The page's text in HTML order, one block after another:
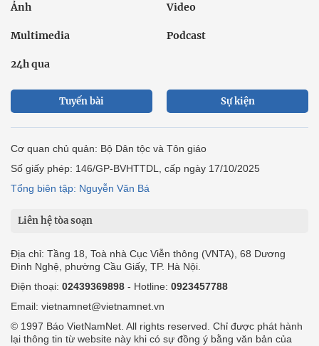
Ảnh Video
Multimedia Podcast
24h qua
Tuyến bài Sự kiện
Cơ quan chủ quản: Bộ Dân tộc và Tôn giáo
Số giấy phép: 146/GP-BVHTTDL, cấp ngày 17/10/2025
Tổng biên tập: Nguyễn Văn Bá
Liên hệ tòa soạn
Địa chỉ: Tầng 18, Toà nhà Cục Viễn thông (VNTA), 68 Dương
Đình Nghệ, phường Cầu Giấy, TP. Hà Nội.
Điện thoại: 02439369898 - Hotline: 0923457788
Email: vietnamnet@vietnamnet.vn
© 1997 Báo VietNamNet. All rights reserved. Chỉ được phát hành
lại thông tin từ website này khi có sự đồng ý bằng văn bản của